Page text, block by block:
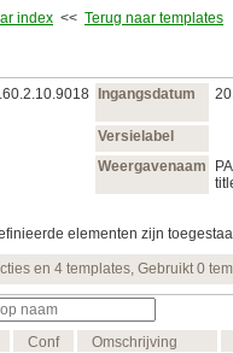
index << Terug naar templates
Ingangsdatum
Versielabel
Weergavenaam
elementen zijn
en 4 templates, Gebruikt 0
Conf
Omschrijving